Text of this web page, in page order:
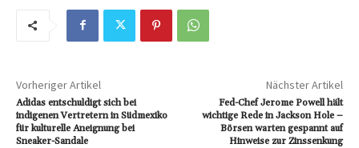
Vorheriger Artikel
Adidas entschuldigt sich bei
indigenen Vertretern in Südmexiko
für kulturelle Aneignung bei
Sneaker-Sandale
Nächster Artikel
Fed-Chef Jerome Powell hält
wichtige Rede in Jackson Hole –
Börsen warten gespannt auf
Hinweise zur Zinssenkung